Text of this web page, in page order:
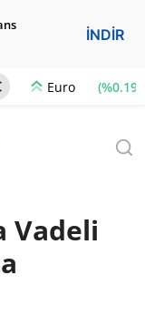
İNDİR
Euro (%0.19)
Vadeli